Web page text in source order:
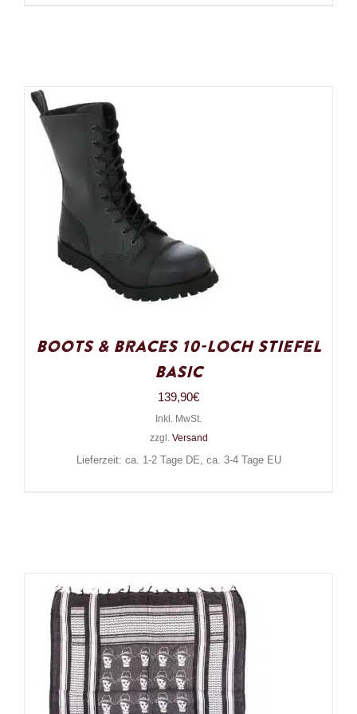
Boots & Braces 10-Loch Stiefel
Basic
139,90€
Inkl. MwSt.
zzgl. Versand
Lieferzeit: ca. 1-2 Tage DE, ca. 3-4 Tage EU